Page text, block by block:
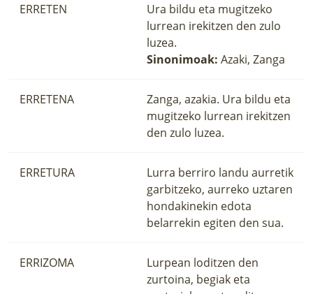
ERRETEN
Ura bildu eta mugitzeko
lurrean irekitzen den zulo
luzea.
Sinonimoak: Azaki, Zanga
ERRETENA
Zanga, azakia. Ura bildu eta
mugitzeko lurrean irekitzen
den zulo luzea.
ERRETURA
Lurra berriro landu aurretik
garbitzeko, aurreko uztaren
hondakinekin edota
belarrekin egiten den sua.
ERRIZOMA
Lurpean loditzen den
zurtoina, begiak eta